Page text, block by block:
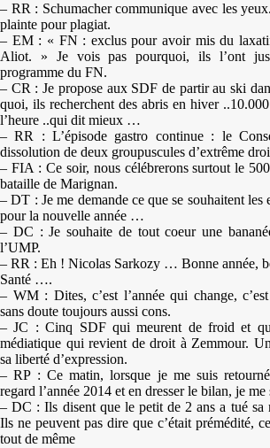
– RR : Schumacher communique avec les
plainte pour plagiat.
– EM : « FN : exclus pour avoir mis du
Aliot. » Je vois pas pourquoi, ils l’ont
programme du FN.
– CR : Je propose aux SDF de partir au ski
quoi, ils recherchent des abris en hiver
l’heure ..qui dit mieux …
– RR : L’épisode gastro continue : le
dissolution de deux groupuscules d’extrême
– FIA : Ce soir, nous célébrerons surtout le
bataille de Marignan.
– DT : Je me demande ce que se souhaitent les
pour la nouvelle année …
– DC : Je souhaite de tout coeur une
l’UMP.
– RR : Eh ! Nicolas Sarkozy … Bonne année,
Santé ….
– WM : Dites, c’est l’année qui change,
sans doute toujours aussi cons.
– JC : Cinq SDF qui meurent de froid et
médiatique qui revient de droit à Zemmour.
sa liberté d’expression.
– RP : Ce matin, lorsque je me suis retourné
regard l’année 2014 et en dresser le bilan, je
– DC : Ils disent que le petit de 2 ans a tué sa
Ils ne peuvent pas dire que c’était prémédité,
tout de même